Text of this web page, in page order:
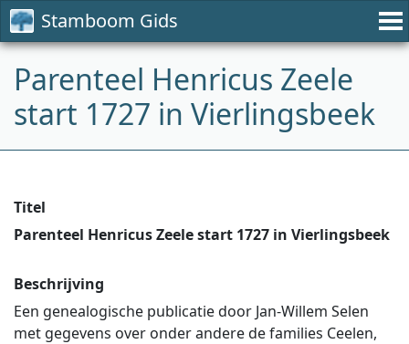
Stamboom Gids
Parenteel Henricus Zeele
start 1727 in Vierlingsbeek
Titel
Parenteel Henricus Zeele start 1727 in Vierlingsbeek
Beschrijving
Een genealogische publicatie door Jan-Willem Selen
met gegevens over onder andere de families Ceelen,